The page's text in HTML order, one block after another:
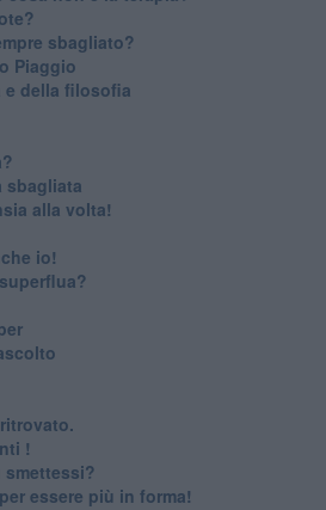
sbagliato?
Piaggio
e della filosofia
sbagliata
alla volta!
io!
!
smettessi?
essere più in forma!